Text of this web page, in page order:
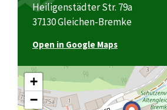
Heiligenstädter Str. 79a
37130 Gleichen-Bremke
Open in Google Maps
+
−